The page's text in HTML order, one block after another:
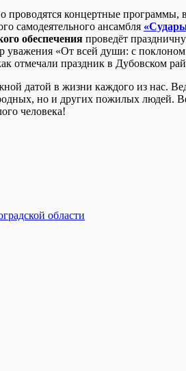
концертные программы,
самодеятельного ансамбля
обеспечения проведёт
уважения «От всей души: с
отмечали праздник в Дубовском
датой в жизни каждого из
но и других пожилых людей.
человека!
области